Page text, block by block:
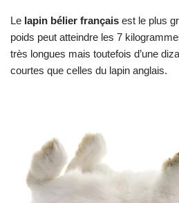
Le lapin bélier français est le plus
poids peut atteindre les 7
très longues mais toutefois d’une
courtes que celles du lapin anglais.